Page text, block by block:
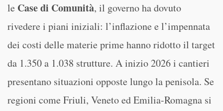
le Case di Comunità, il governo ha dovuto
rivedere i piani iniziali: l’inflazione e l’impennata
dei costi delle materie prime hanno ridotto il target
da 1.350 a 1.038 strutture. A inizio 2026 i cantieri
presentano situazioni opposte lungo la penisola. Se
regioni come Friuli, Veneto ed Emilia-Romagna si